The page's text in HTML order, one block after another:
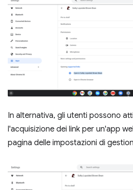
In alternativa, gli utenti possono
l'acquisizione dei link per un'app
pagina delle impostazioni di